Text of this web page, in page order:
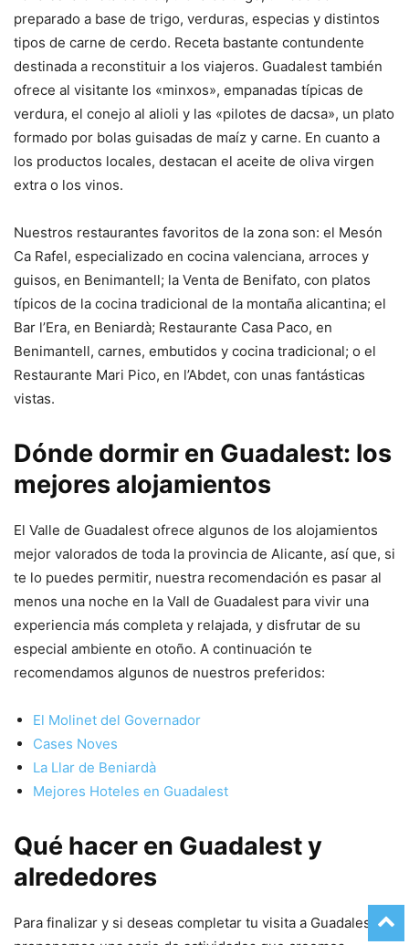
preparado a base de trigo, verduras, especias y distintos
tipos de carne de cerdo. Receta bastante contundente
destinada a reconstituir a los viajeros. Guadalest también
ofrece al visitante los «minxos», empanadas típicas de
verdura, el conejo al alioli y las «pilotes de dacsa», un plato
formado por bolas guisadas de maíz y carne. En cuanto a
los productos locales, destacan el aceite de oliva virgen
extra o los vinos.
Nuestros restaurantes favoritos de la zona son: el Mesón
Ca Rafel, especializado en cocina valenciana, arroces y
guisos, en Benimantell; la Venta de Benifato, con platos
típicos de la cocina tradicional de la montaña alicantina; el
Bar l’Era, en Beniardà; Restaurante Casa Paco, en
Benimantell, carnes, embutidos y cocina tradicional; o el
Restaurante Mari Pico, en l’Abdet, con unas fantásticas
vistas.
Dónde dormir en Guadalest: los
mejores alojamientos
El Valle de Guadalest ofrece algunos de los alojamientos
mejor valorados de toda la provincia de Alicante, así que, si
te lo puedes permitir, nuestra recomendación es pasar al
menos una noche en la Vall de Guadalest para vivir una
experiencia más completa y relajada, y disfrutar de su
especial ambiente en otoño. A continuación te
recomendamos algunos de nuestros preferidos:
El Molinet del Governador
Cases Noves
La Llar de Beniardà
Mejores Hoteles en Guadalest
Qué hacer en Guadalest y
alrededores
Para finalizar y si deseas completar tu visita a Guadalest te